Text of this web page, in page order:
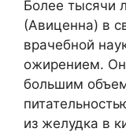
Более тысячи
(Авиценна) в
врачебной
ожирением. Он
большим
из желудка в